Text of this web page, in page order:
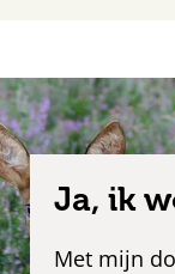
Ja, ik
Met mijn